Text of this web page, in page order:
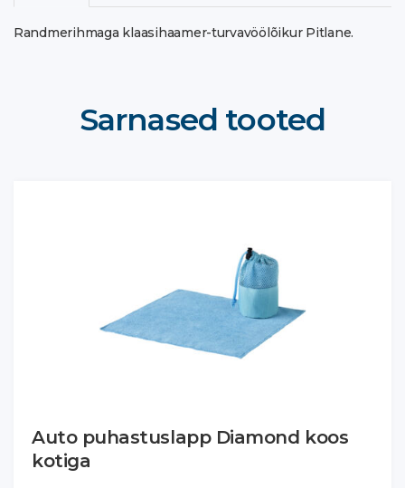
Randmerihmaga klaasihaamer-turvavöölõikur Pitlane.
Sarnased tooted
Auto puhastuslapp Diamond koos
kotiga